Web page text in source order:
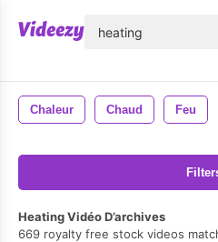
Chaleur Chaud Feu
Heating Vidéo D’archives
669 royalty free stock videos